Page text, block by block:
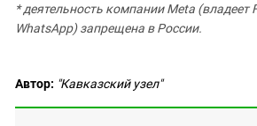
* деятельность компании Meta (владеет
WhatsApp) запрещена в России.
Автор: "Кавказский узел"